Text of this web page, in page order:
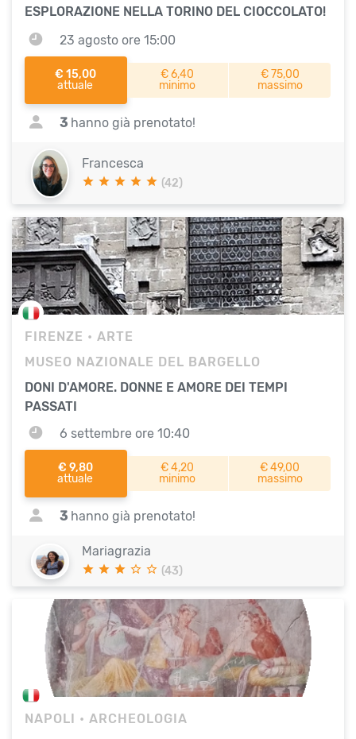
ESPLORAZIONE NELLA TORINO DEL CIOCCOLATO!
23 agosto ore 15:00
€ 15,00
attuale
€ 6,40
minimo
€ 75,00
massimo
3 hanno già prenotato!
Francesca
(42)
FIRENZE • ARTE
MUSEO NAZIONALE DEL BARGELLO
DONI D'AMORE. DONNE E AMORE DEI TEMPI
PASSATI
6 settembre ore 10:40
€ 9,80
attuale
€ 4,20
minimo
€ 49,00
massimo
3 hanno già prenotato!
Mariagrazia
(43)
NAPOLI
• ARCHEOLOGIA